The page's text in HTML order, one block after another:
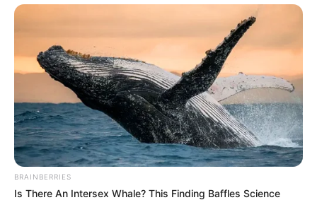
BRAINBERRIES
Is There An Intersex Whale? This Finding Baffles Science